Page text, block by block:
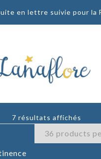
en lettre suivie pour la
7 résultats affichés
Trié
du